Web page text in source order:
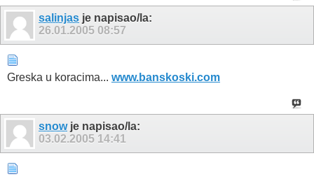
salinjas je napisao/la:
26.01.2005 08:57
Greska u koracima... www.banskoski.com
snowje napisao/la:
03.02.2005 14:41